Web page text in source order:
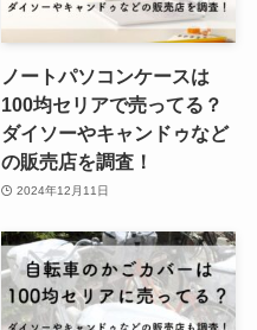
ノートパソコンケースは
100均セリアで売ってる？
ダイソーやキャンドゥなど
の販売店を調査！
2024年12月11日